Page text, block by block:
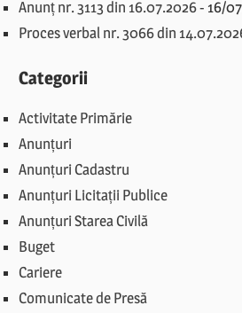
Anunț nr. 3113 din 16.07.2026- 16/
Proces verbal nr. 3066 din
Categorii
Activitate Primărie
Anunțuri
Anunțuri Cadastru
Anunțuri Licitații Publice
Anunțuri Starea Civilă
Buget
Cariere
Comunicate de Presă